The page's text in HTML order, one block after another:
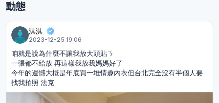
動態
淇淇
2023-12-25 19:06
咱就是說為什麼不讓我放大頭貼ㄋ
一張都不給放 再這樣我放我媽媽好了
今年的遺憾大概是年底買一堆情趣內衣但台北完全沒有半個人要
找我拍照 法克